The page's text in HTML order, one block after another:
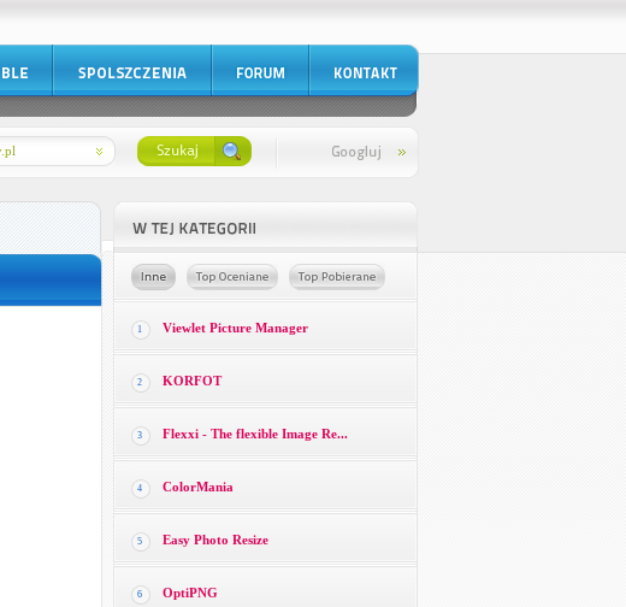
1 Viewlet Picture Manager
2 KORFOT
3 Flexxi - The flexible Image Re...
4 ColorMania
5 Easy Photo Resize
6 OptiPNG